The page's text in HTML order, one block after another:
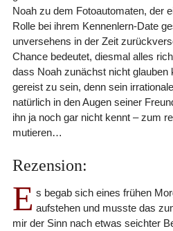
Noah zu dem Fotoautomaten, der
Rolle bei ihrem Kennenlern-Date
unversehens in der Zeit
Chance bedeutet, diesmal alles
dass Noah zunächst nicht glauben
gereist zu sein, denn sein
natürlich in den Augen seiner
ihn ja noch gar nicht kennt – zum
mutieren…
Rezension:
E s begab sich eines frühen
aufstehen und musste das
mir der Sinn nach etwas seichter